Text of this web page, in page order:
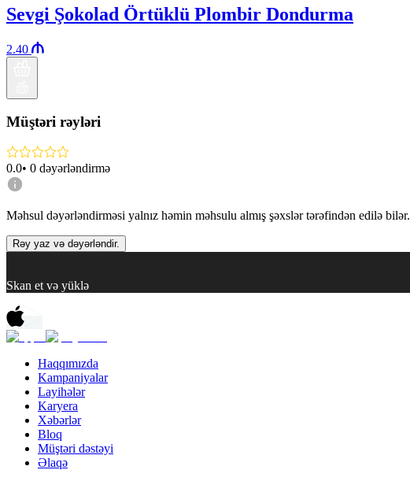
Sevgi Şokolad Örtüklü Plombir Dondurma
2.40
Müştəri rəyləri
0.0• 0 dəyərləndirmə
Məhsul dəyərləndirməsi yalnız həmin məhsulu almış şəxslər tərəfindən edilə bilər.
Rəy yaz və dəyərləndir.
Skan et və yüklə
Haqqımızda
Kampaniyalar
Layihələr
Karyera
Xəbərlər
Bloq
Müştəri dəstəyi
Əlaqə